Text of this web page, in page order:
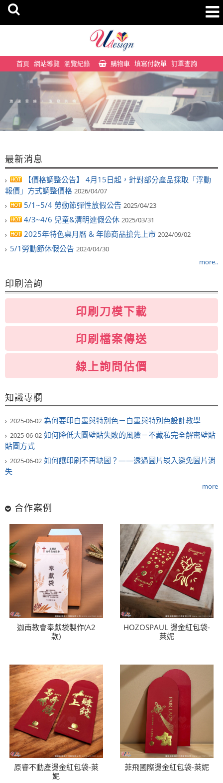
首頁 網站導覽 瀏覽紀錄 購物車 填寫付款單 訂單查詢
最新消息
【價格調整公告】 4月15日起，針對部分產品採取「浮動
報價」方式調整價格 2026/04/07
5/1~5/4 勞動節彈性放假公告 2025/04/23
4/3~4/6 兒童&清明連假公休 2025/03/31
2025年特色桌月曆 & 年節商品搶先上市 2024/09/02
5/1勞動節休假公告 2024/04/30
more..
印刷洽詢
印刷刀模下載
印刷檔案傳送
線上詢問估價
知識專欄
2025-06-02 為何要印白墨與特別色－白墨與特別色設計教學
2025-06-02 如何降低大圖壁貼失敗的風險－不藏私完全解密壁貼
貼圖方式
2025-06-02 如何讓印刷不再缺圖？——透過圖片崁入避免圖片消
失
more
合作案例
迦南教會奉獻袋製作(A2
款)
HOZOSPAUL 燙金紅包袋-
萊妮
原睿不動產燙金紅包袋-萊
妮
菲飛國際燙金紅包袋-萊妮